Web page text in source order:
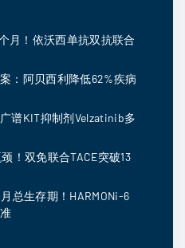
月！依沃西单抗双抗联合
：阿贝西利降低62%疾病
谱KIT抑制剂Velzatinib多
！双免联合TACE突破13
总生存期！HARMONi-6